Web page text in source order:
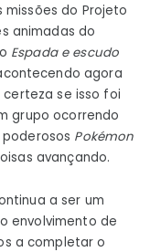
missões do Projeto
animadas do
Espada e escudo
agora
se isso foi
grupo ocorrendo
Pokémon
avançando.
a ser um
envolvimento de
a completar o